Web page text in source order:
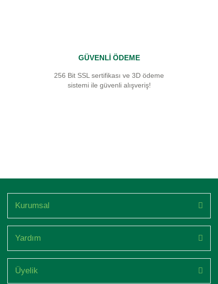
GÜVENLİ ÖDEME
256 Bit SSL sertifikası ve 3D ödeme
sistemi ile güvenli alışveriş!
Kurumsal
Yardım
Üyelik